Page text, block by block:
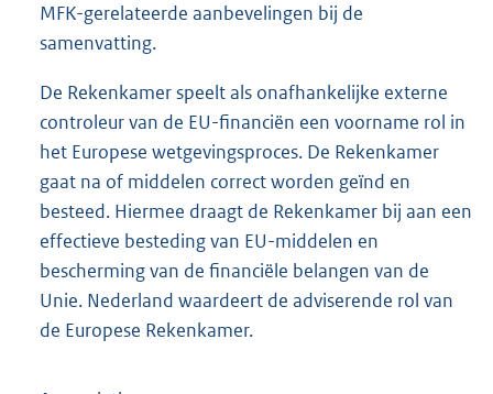
MFK-gerelateerde aanbevelingen bij de
samenvatting.
De Rekenkamer speelt als onafhankelijke externe
controleur van de EU-financiën een voorname rol in
het Europese wetgevingsproces. De Rekenkamer
gaat na of middelen correct worden geïnd en
besteed. Hiermee draagt de Rekenkamer bij aan een
effectieve besteding van EU-middelen en
bescherming van de financiële belangen van de
Unie. Nederland waardeert de adviserende rol van
de Europese Rekenkamer.